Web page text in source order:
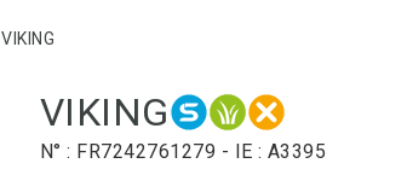
VIKING
VIKING
N° : FR7242761279 - IE : A3395